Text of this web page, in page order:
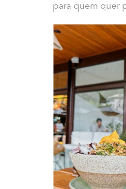
para quem quer